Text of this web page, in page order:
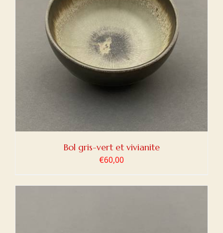
Bol gris-vert et vivianite
€60,00